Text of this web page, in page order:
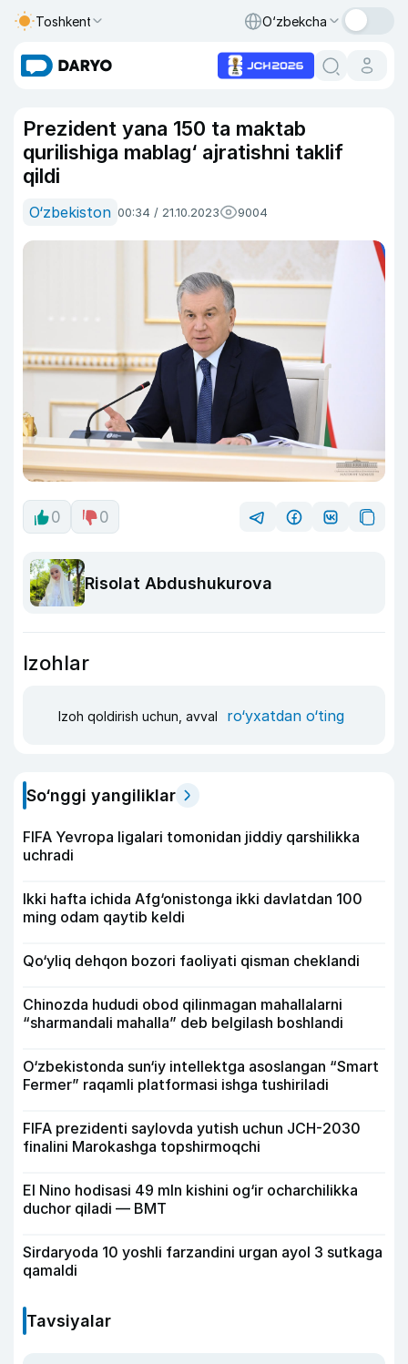
Toshkent O‘zbekcha
Prezident yana 150 ta maktab
qurilishiga mablag‘ ajratishni taklif
qildi
O‘zbekiston 00:34 / 21.10.2023 9004
0 0
Risolat Abdushukurova
Izohlar
Izoh qoldirish uchun, avval ro‘yxatdan o‘ting
So‘nggi yangiliklar
FIFA Yevropa ligalari tomonidan jiddiy qarshilikka
uchradi
Ikki hafta ichida Afg‘onistonga ikki davlatdan 100
ming odam qaytib keldi
Qo‘yliq dehqon bozori faoliyati qisman cheklandi
Chinozda hududi obod qilinmagan mahallalarni
“sharmandali mahalla” deb belgilash boshlandi
O‘zbekistonda sun‘iy intellektga asoslangan “Smart
Fermer” raqamli platformasi ishga tushiriladi
FIFA prezidenti saylovda yutish uchun JCH-2030
finalini Marokashga topshirmoqchi
El Nino hodisasi 49 mln kishini og‘ir ocharchilikka
duchor qiladi — BMT
Sirdaryoda 10 yoshli farzandini urgan ayol 3 sutkaga
qamaldi
Tavsiyalar